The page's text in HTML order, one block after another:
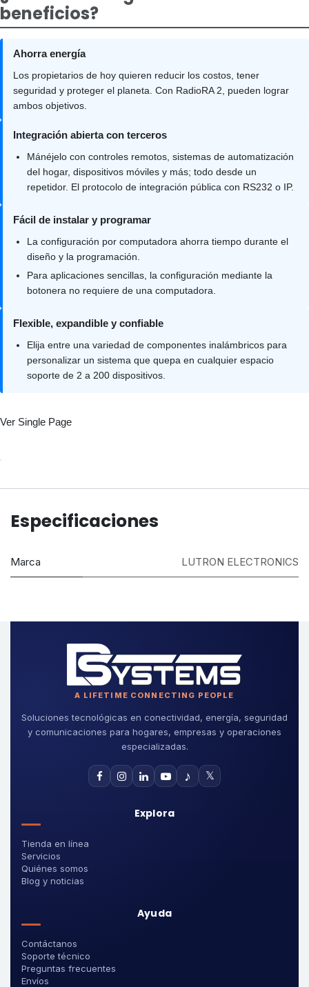
beneficios?
Ahorra energía
Los propietarios de hoy quieren reducir los costos, tener
seguridad y proteger el planeta. Con RadioRA 2, pueden lograr
ambos objetivos.
Integración abierta con terceros
Mánéjelo con controles remotos, sistemas de automatización
del hogar, dispositivos móviles y más; todo desde un
repetidor. El protocolo de integración pública con RS232 o IP.
Fácil de instalar y programar
La configuración por computadora ahorra tiempo durante el
diseño y la programación.
Para aplicaciones sencillas, la configuración mediante la
botonera no requiere de una computadora.
Flexible, expandible y confiable
Elija entre una variedad de componentes inalámbricos para
personalizar un sistema que quepa en cualquier espacio
soporte de 2 a 200 dispositivos.
Ver Single Page
Especificaciones
Marca LUTRON ELECTRONICS
A LIFETIME CONNECTING PEOPLE
Soluciones tecnológicas en conectividad, energía, seguridad
y comunicaciones para hogares, empresas y operaciones
especializadas.
♪ 𝕏
Explora
Tienda en línea
Servicios
Quiénes somos
Blog y noticias
Ayuda
Contáctanos
Soporte técnico
Preguntas frecuentes
Envíos